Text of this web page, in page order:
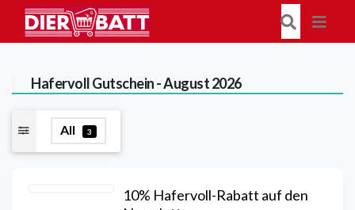
HafervollGutschein - August 2026
All 3
10% Hafervoll-Rabatt auf den